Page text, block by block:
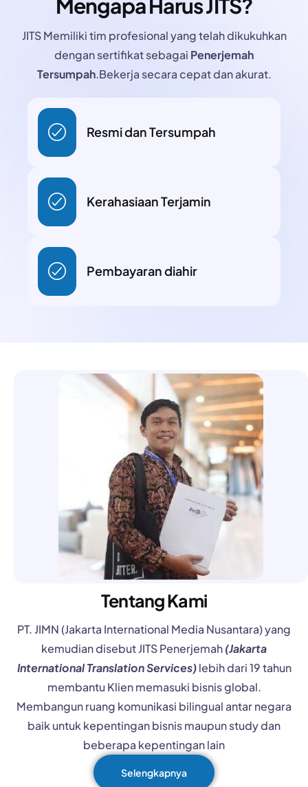
JITS Memiliki tim profesional yang telah dikukuhkan
dengan sertifikat sebagai Penerjemah
Tersumpah.Bekerja secara cepat dan akurat.
Resmi dan Tersumpah
Kerahasiaan Terjamin
Pembayaran diahir
Tentang Kami
PT. JIMN (Jakarta International Media Nusantara) yang
kemudian disebut JITS Penerjemah(Jakarta
International Translation Services)lebih dari 19 tahun
membantu Klien memasuki bisnis global.
Membangun ruang komunikasi bilingual antar negara
baik untuk kepentingan bisnis maupun study dan
beberapa kepentingan lain
Selengkapnya